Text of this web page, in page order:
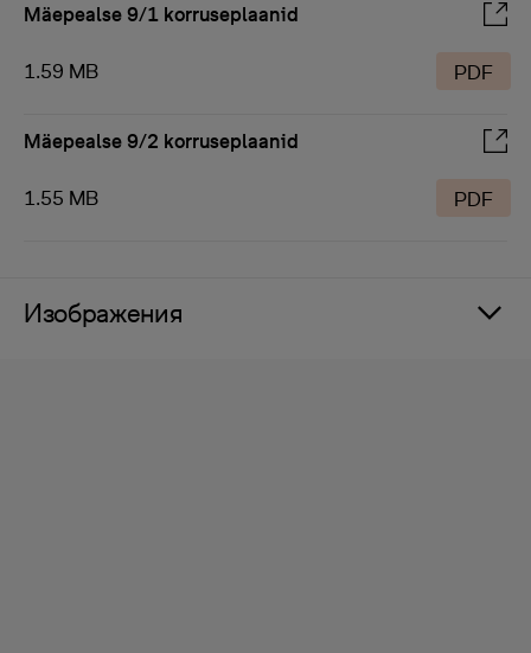
Mäepealse 9/1 korruseplaanid
1.59 MB PDF
Mäepealse 9/2 korruseplaanid
1.55 MB PDF
Изображения